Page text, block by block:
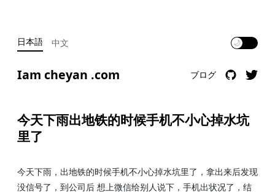
日本語 中文 🌙
Iam cheyan .com ブログ
今天下雨出地铁的时候手机不小心掉水坑
里了
今天下雨，出地铁的时候手机不小心掉水坑里了，拿出来后发现
没信号了，到公司后 想上微信给别人说下，手机出状况了，结